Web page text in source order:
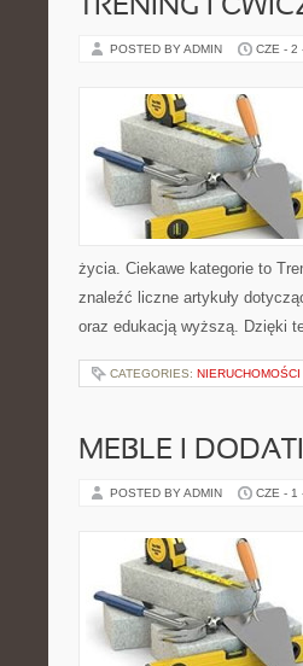
TRENING I
POSTED BY ADMIN CZE - 2
życia. Ciekawe kategorie to
znaleźć liczne artykuły
oraz edukacją wyższą. Dzięki
CATEGORIES: NIERUCHOMOŚCI
MEBLE I
POSTED BY ADMIN CZE - 1